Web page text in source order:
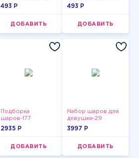
493 P
ДОБАВИТЬ
2
493 P
ДОБАВИТЬ
Подборка
шаров-177
2935 P
ДОБАВИТЬ
Набор шаров для
девушки-29
3997 P
ДОБАВИТЬ